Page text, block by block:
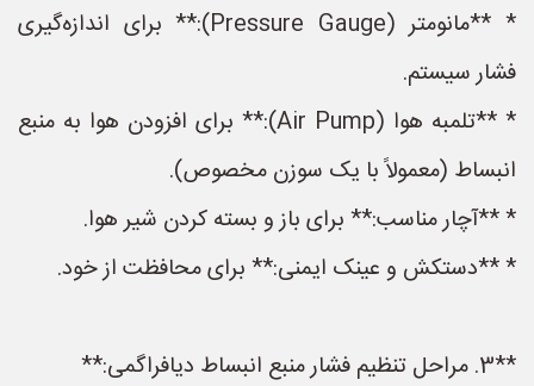
* **مانومتر (Pressure Gauge):** برای اندازه‌گیری
فشار سیستم.
* **تلمبه هوا (Air Pump):** برای افزودن هوا به منبع
انبساط (معمولاً با یک سوزن مخصوص).
* **آچار مناسب:** برای باز و بسته کردن شیر هوا.
* **دستکش و عینک ایمنی:** برای محافظت از خود.
**3. مراحل تنظیم فشار منبع انبساط دیافراگمی:**